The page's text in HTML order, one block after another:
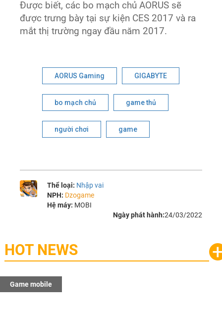
Được biết, các bo mạch chủ AORUS sẽ
được trưng bày tại sự kiện CES 2017 và ra
mắt thị trường ngay đầu năm 2017.
AORUS Gaming GIGABYTE
bo mạch chủ game thủ
người chơi game
Thể loại: Nhập vai
NPH: Dzogame
Hệ máy: MOBI
Ngày phát hành:24/03/2022
HOT NEWS
Game mobile